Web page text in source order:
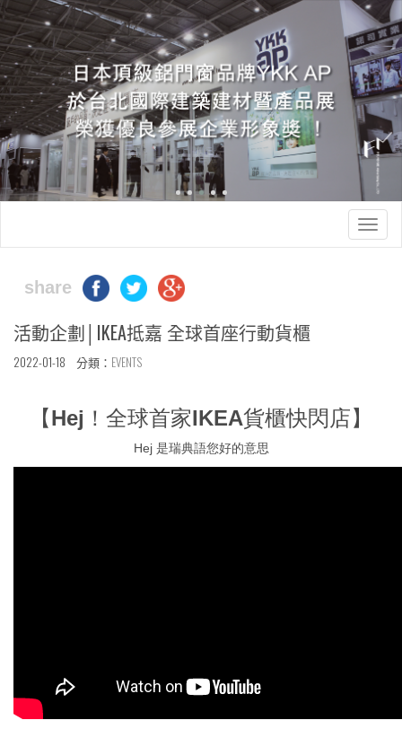
share
活動企劃│IKEA抵嘉 全球首座行動貨櫃
2022-01-18 分類： EVENTS
【Hej！全球首家IKEA貨櫃快閃店】
Hej 是瑞典語您好的意思